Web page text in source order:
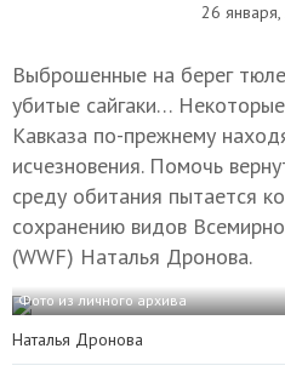
26
Выброшенные на берег
убитые сайгаки…
Кавказа по-прежнему
исчезновения. Помочь
среду обитания пытается
сохранению видов
(WWF) Наталья Дронова.
Фото из личного архива
Наталья Дронова